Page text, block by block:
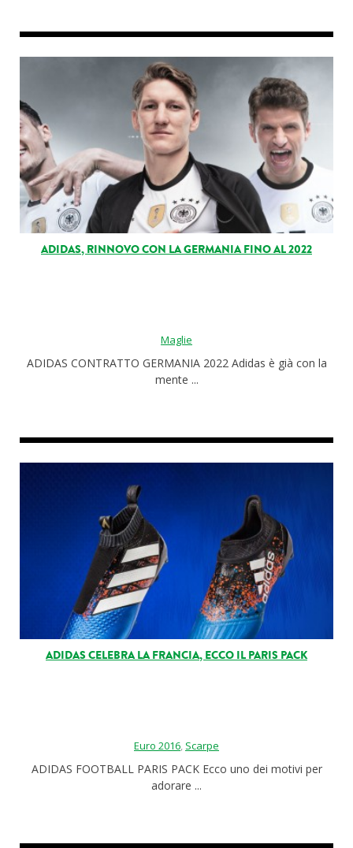
ADIDAS, RINNOVO CON LA GERMANIA FINO AL 2022
Maglie
ADIDAS CONTRATTO GERMANIA 2022 Adidas è già con la
mente ...
ADIDAS CELEBRA LA FRANCIA, ECCO IL PARIS PACK
Euro 2016, Scarpe
ADIDAS FOOTBALL PARIS PACK Ecco uno dei motivi per
adorare ...